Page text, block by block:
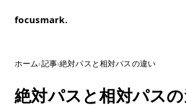
focusmark.
ホーム›記事›絶対パスと相対パスの違い
絶対パスと相対パス